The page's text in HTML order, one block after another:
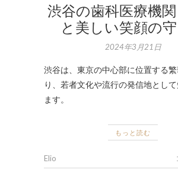
渋谷の歯科医療機
と美しい笑顔の
2024年3月21日
渋谷は、東京の中心部に位置する
り、若者文化や流行の発信地とし
ます。
もっと読む
Elio